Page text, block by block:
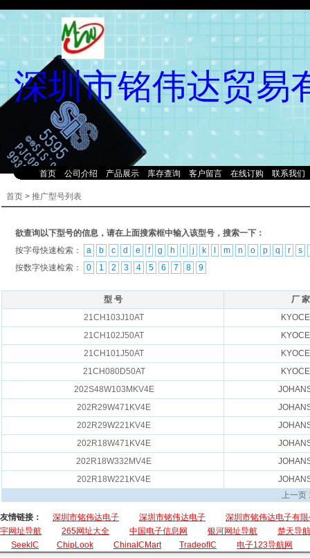
首页 公司介绍 产品展示 库存查询 客户留言 在线订购 联系我们
深圳市铭伟达贸易
首页 > 推广型号列表
欲查询以下型号的信息，请在上面搜索框中输入该型号，搜索一下：
按字母快速检索：
a b c d e f g h i j k m n o p q r
s
按数字快速检索：
0 1 2 3 4 5 6 7 8 9
型 号
厂 家
21CH103J10AT
21CH102J50AT
21CH101J50AT
21CH080D50AT
202S48W103MKV4E
202R29W471KV4E
202R29W221KV4E
202R18W471KV4E
202R18W332MV4E
202R18W221KV4E
上一页
友情链接： 深圳市铭伟达电子 深圳市铭伟达电子
深圳市铭伟达电子有
宇网址导航
265网址大全 中国电子信息网 银河网址导航
楚天导航
SeekIC
ChipLook ChinaICMart TradeofIC 电子123导航网